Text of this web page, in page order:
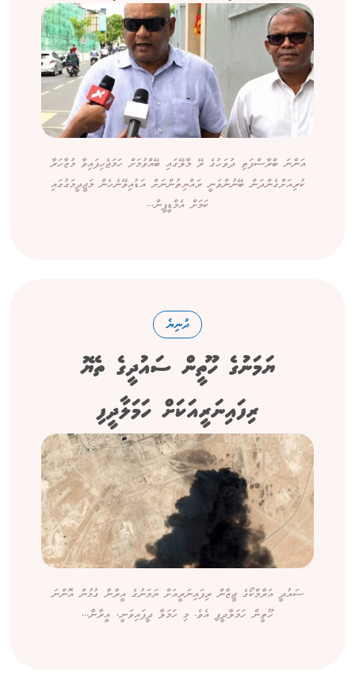
އަންނަ ބްރާސްފަތި ދުވަހުގެ ރޭ މާލޭގައި ބޭއްވުމަށް ހަމަޖެހިފައިވާ މުޒާހަރާ
ކުރިއަށްގެންދަން ބޭނުންވަނީ ރައްޔިތުންނަށް އަޑުއިވޭނެހެން މަޖީދީމަގުގައި
ކަމަށް އެމްޑީޕީން...
ދުނިޔެ
ޔަމަނުގެ ހޫތީން ސައުދީގެ ތެޔޮ
ރިފައިނަރީއަކަށް ހަމަލާދީފި
ސައުދީ އަރާމްކޯގެ ޖީޒާން ރިފައިނަރީއަށް ޔަމަނުގެ އީރާނާ ގުޅުން އޮންނަ
ހޫތީން ހަމަލާދީފި އެވެ. މި ހަމަލާ ދީފައިވަނީ، އީރާނާ...